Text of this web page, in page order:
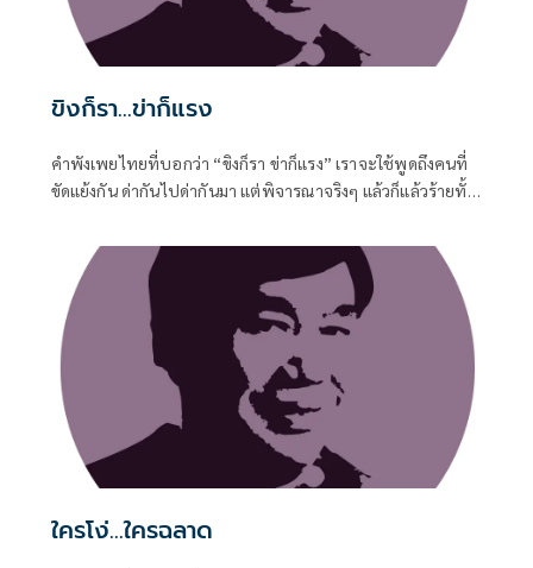
ขิงก็รา...ข่าก็แรง
คำพังเพยไทยที่บอกว่า “ขิงก็รา ข่าก็แรง” เราจะใช้พูดถึงคนที่
ขัดแย้งกัน ด่ากันไปด่ากันมา แต่พิจารณาจริงๆ แล้วก็แล้วร้ายทั้ง
หลายอย่างที่ไม่ดี
ใครโง่...ใครฉลาด